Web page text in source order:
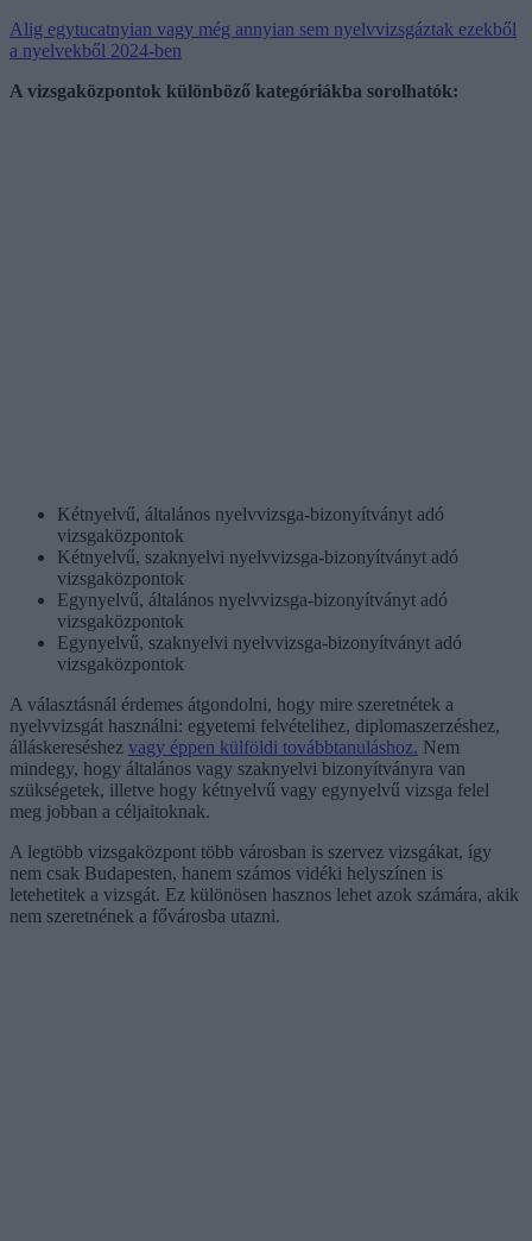
Alig egytucatnyian vagy még annyian sem nyelvvizsgáztak ezekből
a nyelvekből 2024-ben
A vizsgaközpontok különböző kategóriákba sorolhatók:
Kétnyelvű, általános nyelvvizsga-bizonyítványt adó
vizsgaközpontok
Kétnyelvű, szaknyelvi nyelvvizsga-bizonyítványt adó
vizsgaközpontok
Egynyelvű, általános nyelvvizsga-bizonyítványt adó
vizsgaközpontok
Egynyelvű, szaknyelvi nyelvvizsga-bizonyítványt adó
vizsgaközpontok
A választásnál érdemes átgondolni, hogy mire szeretnétek a
nyelvvizsgát használni: egyetemi felvételihez, diplomaszerzéshez,
álláskereséshez vagy éppen külföldi továbbtanuláshoz. Nem
mindegy, hogy általános vagy szaknyelvi bizonyítványra van
szükségetek, illetve hogy kétnyelvű vagy egynyelvű vizsga felel
meg jobban a céljaitoknak.
A legtöbb vizsgaközpont több városban is szervez vizsgákat, így
nem csak Budapesten, hanem számos vidéki helyszínen is
letehetitek a vizsgát. Ez különösen hasznos lehet azok számára, akik
nem szeretnének a fővárosba utazni.